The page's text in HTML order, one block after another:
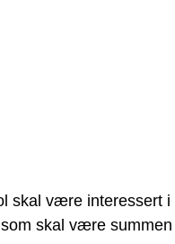
skal være interessert
skal være